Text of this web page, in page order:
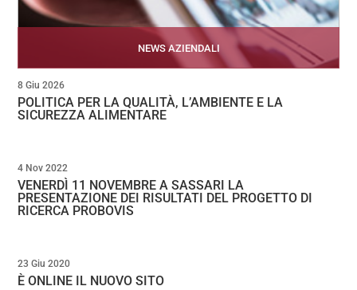
NEWS AZIENDALI
POLITICA PER LA QUALITÀ, L’AMBIENTE E LA
SICUREZZA ALIMENTARE
8 Giu 2026
VENERDÌ 11 NOVEMBRE A SASSARI LA
PRESENTAZIONE DEI RISULTATI DEL PROGETTO DI
RICERCA PROBOVIS
4 Nov 2022
È ONLINE IL NUOVO SITO
23 Giu 2020